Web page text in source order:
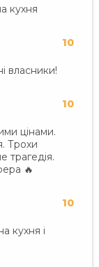
кухня
10
власники!
10
цінами.
Трохи
трагедія.
🔥
10
кухня і